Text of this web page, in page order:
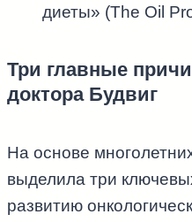
диеты» (The Oil
Три главные
доктора Будвиг
На основе
выделила три
развитию